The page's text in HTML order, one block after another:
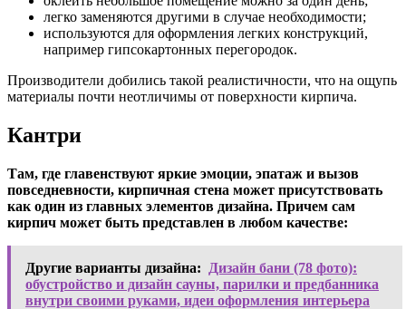
легко заменяются другими в случае необходимости;
используются для оформления легких конструкций,
например гипсокартонных перегородок.
Производители добились такой реалистичности, что на ощупь
материалы почти неотличимы от поверхности кирпича.
Кантри
Там, где главенствуют яркие эмоции, эпатаж и вызов
повседневности, кирпичная стена может присутствовать
как один из главных элементов дизайна. Причем сам
кирпич может быть представлен в любом качестве:
Другие варианты дизайна:
Дизайн бани (78 фото):
обустройство и дизайн сауны, парилки и предбанника
внутри своими руками, идеи оформления интерьера